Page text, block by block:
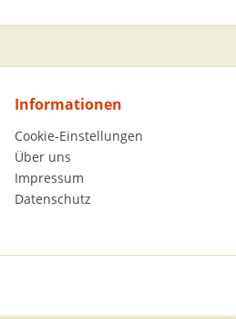
Informationen
Cookie-Einstellungen
Über uns
Impressum
Datenschutz